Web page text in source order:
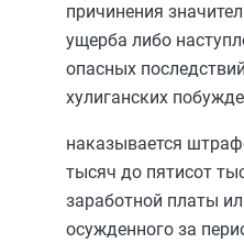
причинения
ущерба либо
опасных
хулиганских
наказывается
тысяч до пятисот
заработной платы
осужденного за